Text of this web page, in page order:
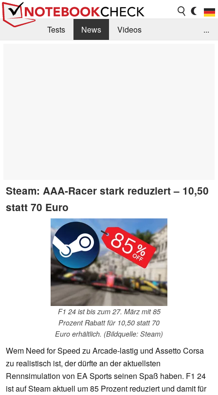
Tests News
Videos
...
Steam: AAA-Racer stark reduziert – 10,50
statt 70 Euro
F1 24 ist bis zum 27. März mit 85
Prozent Rabatt für 10,50 statt 70
Euro erhältlich. (Bildquelle: Steam)
Wem Need for Speed zu Arcade-lastig und Assetto Corsa
zu realistisch ist, der dürfte an der aktuellsten
Rennsimulation von EA Sports seinen Spaß haben. F1 24
ist auf Steam aktuell um 85 Prozent reduziert und damit für